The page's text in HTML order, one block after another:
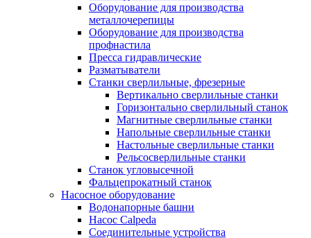
Оборудование для производства
металлочерепицы
Оборудование для производства
профнастила
Пресса гидравлические
Разматыватели
Станки сверлильные, фрезерные
Вертикально сверлильные станки
Горизонтально сверлильный станок
Магнитные сверлильные станки
Напольные сверлильные станки
Настольные сверлильные станки
Рельсосверлильные станки
Станок угловысечной
Фальцепрокатный станок
Насосное оборудование
Водонапорные башни
Насос Calpeda
Соединительные устройства